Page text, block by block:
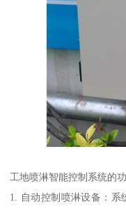
工地喷淋智能控制系统的
1. 自动控制喷淋设备：系